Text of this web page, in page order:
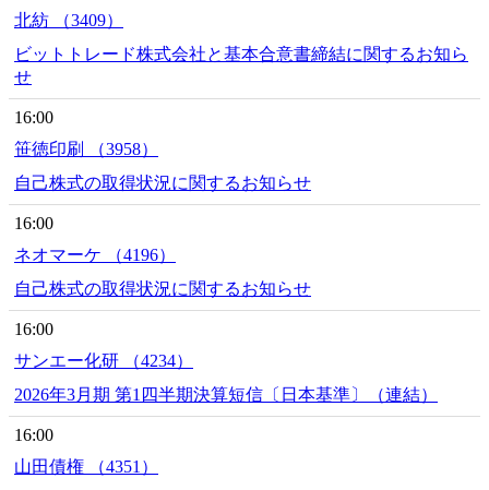
北紡 （3409）
ビットトレード株式会社と基本合意書締結に関するお知ら
せ
16:00
笹徳印刷 （3958）
自己株式の取得状況に関するお知らせ
16:00
ネオマーケ （4196）
自己株式の取得状況に関するお知らせ
16:00
サンエー化研 （4234）
2026年3月期 第1四半期決算短信〔日本基準〕（連結）
16:00
山田債権 （4351）